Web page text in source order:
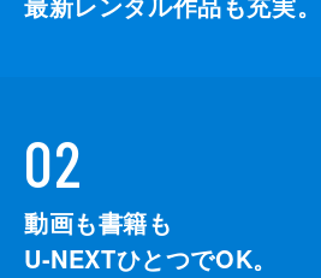
02
動画も書籍も
U-NEXTひとつでOK。